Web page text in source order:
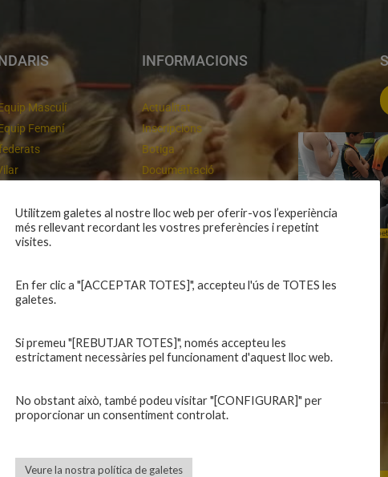
Masculí
Femení
inferiors
casa
INFORMACIONS
Actualitat
Inscripcions
Botiga
Documentació
Intranet
Contacte
Campiones a Salou
Utilitzem galetes al nostre lloc web per oferir-vos l’experiència
més rellevant recordant les vostres preferències i repetint
visites.
En fer clic a "[ACCEPTAR TOTES]", accepteu l'ús de TOTES les
galetes.
Si premeu "[REBUTJAR TOTES]", només accepteu les
estrictament necessàries pel funcionament d'aquest lloc web.
No obstant això, també podeu visitar "[CONFIGURAR]" per
proporcionar un consentiment controlat.
Veure la nostra política de galetes